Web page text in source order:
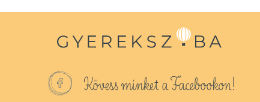
Kövess minket a Facebookon!